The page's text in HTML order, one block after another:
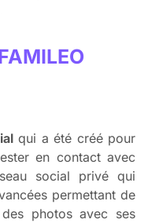
qui a été créé pour
en contact avec
social privé qui
permettant de
photos avec ses